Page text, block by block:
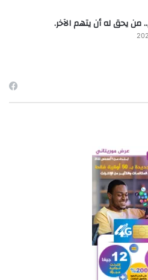
من يحق له أن يتهم الآخر.